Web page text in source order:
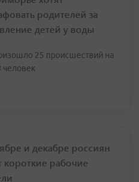
родителей за
детей у воды
25 происшествий на
человек
и декабре россиян
короткие рабочие